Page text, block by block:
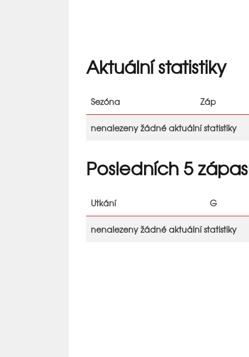
Aktuální statistiky
Sezóna Záp
nenalezeny žádné aktuální statistiky
Posledních 5
Utkání G
nenalezeny žádné aktuální statistiky